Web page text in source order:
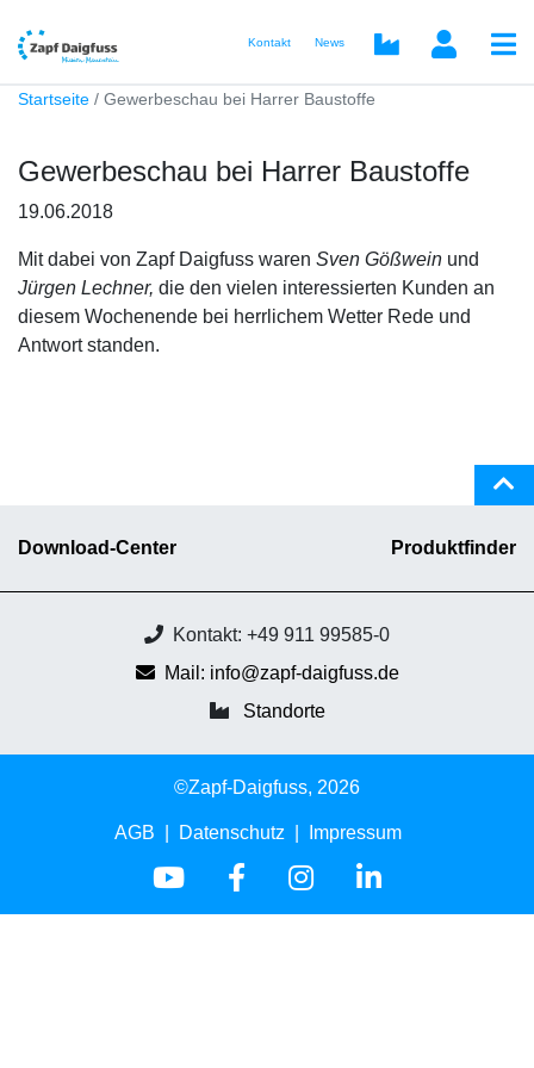
Kontakt News
Startseite Gewerbeschau bei Harrer Baustoffe
Gewerbeschau bei Harrer Baustoffe
19.06.2018
Mit dabei von Zapf Daigfuss waren Sven Gößwein und
Jürgen Lechner, die den vielen interessierten Kunden an
diesem Wochenende bei herrlichem Wetter Rede und
Antwort standen.
Download-Center Produktfinder
Kontakt: +49 911 99585-0
Mail: info@zapf-daigfuss.de
Standorte
©Zapf-Daigfuss, 2026
AGB Datenschutz Impressum